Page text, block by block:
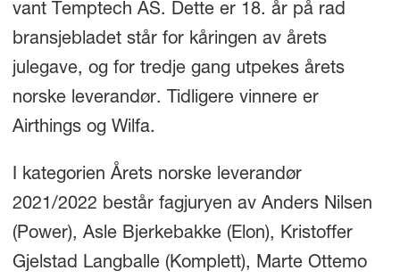
vant Temptech AS. Dette er 18. år på rad
bransjebladet står for kåringen av årets
julegave, og for tredje gang utpekes årets
norske leverandør. Tidligere vinnere er
Airthings og Wilfa.
I kategorien Årets norske leverandør
2021/2022 består fagjuryen av Anders Nilsen
(Power), Asle Bjerkebakke (Elon), Kristoffer
Gjelstad Langballe (Komplett), Marte Ottemo